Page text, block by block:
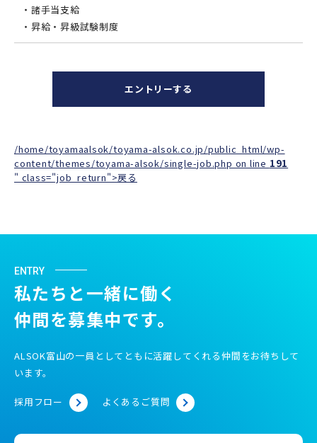
・諸手当支給
・昇給・昇級試験制度
エントリーする
/home/toyamaalsok/toyama-alsok.co.jp/public_html/wp-
content/themes/toyama-alsok/single-job.php on line 191
" class="job_return">戻る
ENTRY
私たちと一緒に働く
仲間を募集中です。
ALSOK富山の一員としてともに活躍してくれる仲間をお待ちして
います。
採用フロー よくあるご質問